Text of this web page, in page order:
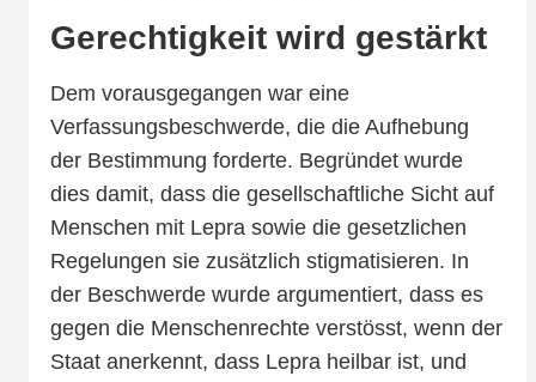
Gerechtigkeit wird gestärkt
Dem vorausgegangen war eine
Verfassungsbeschwerde, die die Aufhebung
der Bestimmung forderte. Begründet wurde
dies damit, dass die gesellschaftliche Sicht auf
Menschen mit Lepra sowie die gesetzlichen
Regelungen sie zusätzlich stigmatisieren. In
der Beschwerde wurde argumentiert, dass es
gegen die Menschenrechte verstösst, wenn der
Staat anerkennt, dass Lepra heilbar ist, und